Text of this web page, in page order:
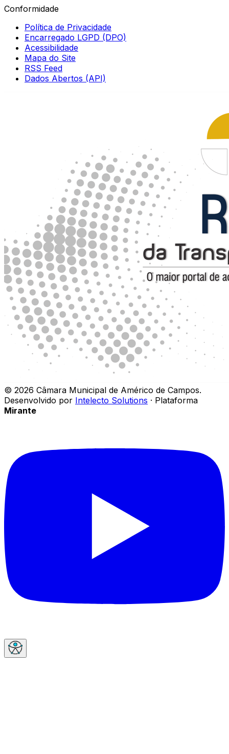
Conformidade
Política de Privacidade
Encarregado LGPD (DPO)
Acessibilidade
Mapa do Site
RSS Feed
Dados Abertos (API)
© 2026 Câmara Municipal de Américo de Campos.
Desenvolvido por Intelecto Solutions · Plataforma
Mirante